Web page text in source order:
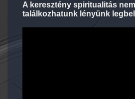
A keresztény spiritualitás
találkozhatunk lényünk